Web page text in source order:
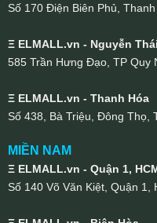
Số 170 Điện Biên Phủ,
Ξ ELMALL.vn - Nguyễn
585 Trần Hưng Đạo, TP Quy
Ξ ELMALL.vn - Thanh Hóa
Số 438, Bà Triệu, Đông Thọ,
MIỀN NAM
Ξ ELMALL.vn - Quận 1,
Số 140 Võ Văn Kiệt, Quận 1,